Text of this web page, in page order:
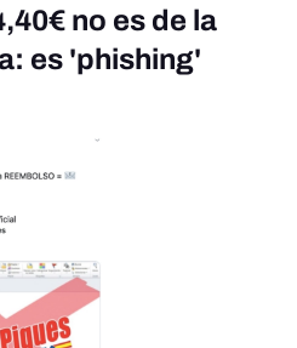
no es de la
es 'phishing'